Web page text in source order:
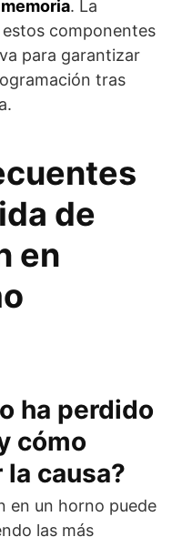
. La
componentes
para garantizar
tras
de
en
ha perdido
cómo
causa?
en un horno puede
las más